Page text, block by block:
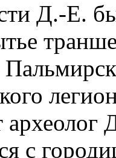
Д.-Е.
археолог
с